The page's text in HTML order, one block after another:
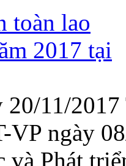
20/11/
ngày
và Phát